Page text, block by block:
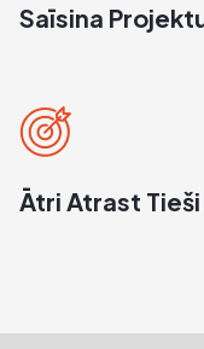
Saīsina
Ātri Atrast Tieši